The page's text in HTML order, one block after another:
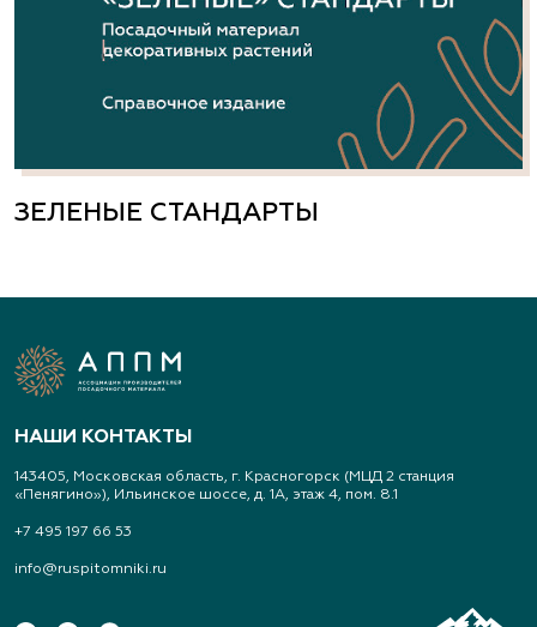
ЗЕЛЕНЫЕ СТАНДАРТЫ
НАШИ КОНТАКТЫ
143405, Московская область, г. Красногорск (МЦД 2 станция
«Пенягино»), Ильинское шоссе, д. 1А, этаж 4, пом. 8.1
+7 495 197 66 53
info@ruspitomniki.ru